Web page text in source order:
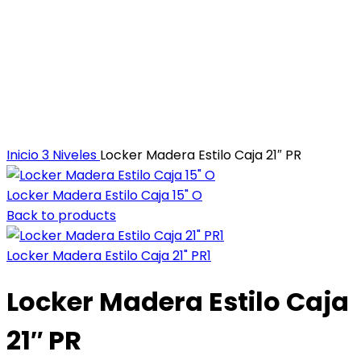
Inicio3 Niveles Locker Madera Estilo Caja 21″ PR
Locker Madera Estilo Caja 15" O
Back to products
Locker Madera Estilo Caja 21" PR1
Locker Madera Estilo Caja
21″ PR